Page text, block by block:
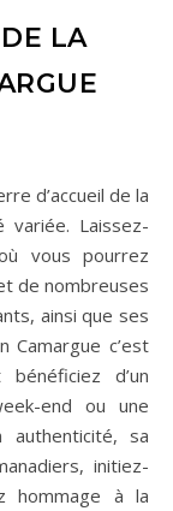
LA
variée. Laissez-
vous pourrez
de nombreuses
ainsi que ses
Camargue c’est
d’un
end ou une
authenticité, sa
initiez-
hommage à la